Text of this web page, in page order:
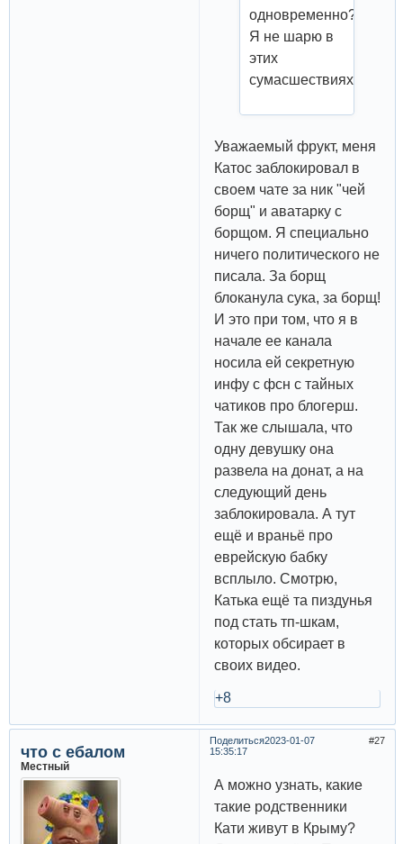
одновременно?
Я не шарю в
этих
сумасшествиях)
Уважаемый фрукт, меня
Катос заблокировал в
своем чате за ник "чей
борщ" и аватарку с
борщом. Я специально
ничего политического не
писала. За борщ
блоканула сука, за борщ!
И это при том, что я в
начале ее канала
носила ей секретную
инфу с фсн с тайных
чатиков про блогерш.
Так же слышала, что
одну девушку она
развела на донат, а на
следующий день
заблокировала. А тут
ещё и враньё про
еврейскую бабку
всплыло. Смотрю,
Катька ещё та пиздунья
под стать тп-шкам,
которых обсирает в
своих видео.
+8
Поделиться 27
2023-01-07
15:35:17
что с ебалом
Местный
А можно узнать, какие
такие родственники
Кати живут в Крыму?